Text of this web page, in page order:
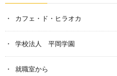
カフェ・ド・ヒラオカ
学校法人 平岡学園
就職室から